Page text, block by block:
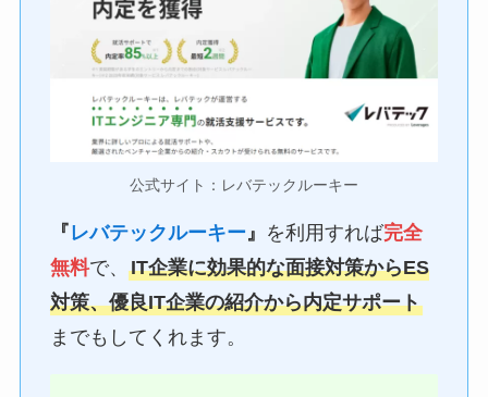
公式サイト：レバテックルーキー
『レバテックルーキー』 を利用すれば完全
無料で、 IT企業に効果的な面接対策からES
対策、優良IT企業の紹介から内定サポート
までもしてくれます。